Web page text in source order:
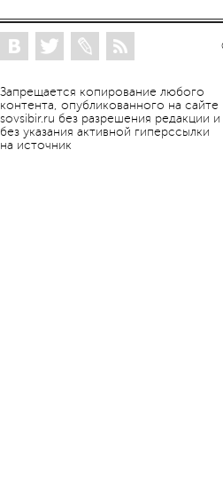
Запрещается копирование любого
контента, опубликованного на сайте
sovsibir.ru без разрешения редакции и
без указания активной гиперссылки
на источник